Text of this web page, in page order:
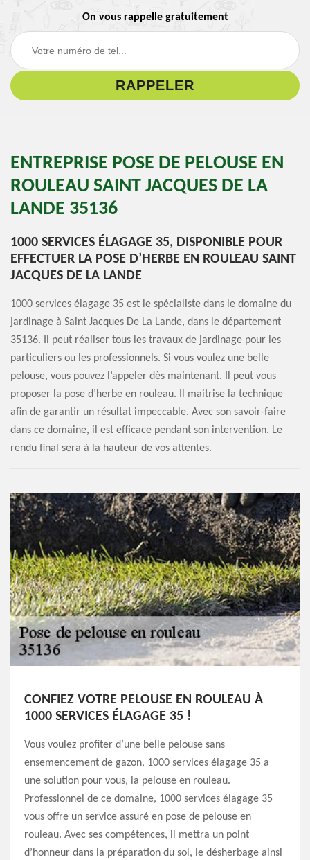
On vous rappelle gratuitement
ENTREPRISE POSE DE PELOUSE EN
ROULEAU SAINT JACQUES DE LA
LANDE 35136
1000 SERVICES ÉLAGAGE 35, DISPONIBLE POUR
EFFECTUER LA POSE D’HERBE EN ROULEAU SAINT
JACQUES DE LA LANDE
1000 services élagage 35 est le spécialiste dans le domaine du
jardinage à Saint Jacques De La Lande, dans le département
35136. Il peut réaliser tous les travaux de jardinage pour les
particuliers ou les professionnels. Si vous voulez une belle
pelouse, vous pouvez l’appeler dès maintenant. Il peut vous
proposer la pose d’herbe en rouleau. Il maitrise la technique
afin de garantir un résultat impeccable. Avec son savoir-faire
dans ce domaine, il est efficace pendant son intervention. Le
rendu final sera à la hauteur de vos attentes.
CONFIEZ VOTRE PELOUSE EN ROULEAU À
1000 SERVICES ÉLAGAGE 35 !
Vous voulez profiter d’une belle pelouse sans
ensemencement de gazon, 1000 services élagage 35 a
une solution pour vous, la pelouse en rouleau.
Professionnel de ce domaine, 1000 services élagage 35
vous offre un service assuré en pose de pelouse en
rouleau. Avec ses compétences, il mettra un point
d’honneur dans la préparation du sol, le désherbage ainsi